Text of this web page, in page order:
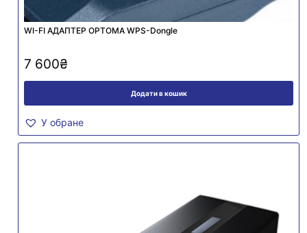
WI-FI АДАПТЕР OPTOMA WPS-Dongle
7 600₴
Додати в кошик
У обране